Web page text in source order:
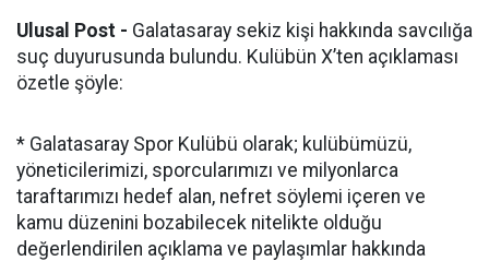
Ulusal Post - Galatasaray sekiz kişi hakkında savcılığa
suç duyurusunda bulundu. Kulübün X’ten açıklaması
özetle şöyle:
* Galatasaray Spor Kulübü olarak; kulübümüzü,
yöneticilerimizi, sporcularımızı ve milyonlarca
taraftarımızı hedef alan, nefret söylemi içeren ve
kamu düzenini bozabilecek nitelikte olduğu
değerlendirilen açıklama ve paylaşımlar hakkında